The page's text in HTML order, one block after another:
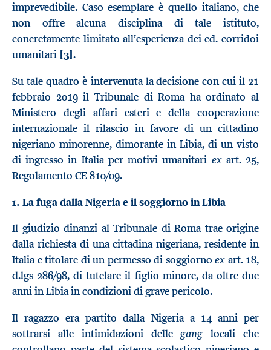
imprevedibile. Caso esemplare è quello italiano, che
non offre alcuna disciplina di tale istituto,
concretamente limitato all’esperienza dei cd. corridoi
umanitari [3].
Su tale quadro è intervenuta la decisione con cui il 21
febbraio 2019 il Tribunale di Roma ha ordinato al
Ministero degli affari esteri e della cooperazione
internazionale il rilascio in favore di un cittadino
nigeriano minorenne, dimorante in Libia, di un visto
di ingresso in Italia per motivi umanitari exart. 25,
Regolamento CE 810/09.
1. La fuga dalla Nigeria e il soggiorno in Libia
Il giudizio dinanzi al Tribunale di Roma trae origine
dalla richiesta di una cittadina nigeriana, residente in
Italia e titolare di un permesso di soggiorno ex art. 18,
d.lgs 286/98, di tutelare il figlio minore, da oltre due
anni in Libia in condizioni di grave pericolo.
Il ragazzo era partito dalla Nigeria a 14 anni per
sottrarsi alle intimidazioni dellegang locali che